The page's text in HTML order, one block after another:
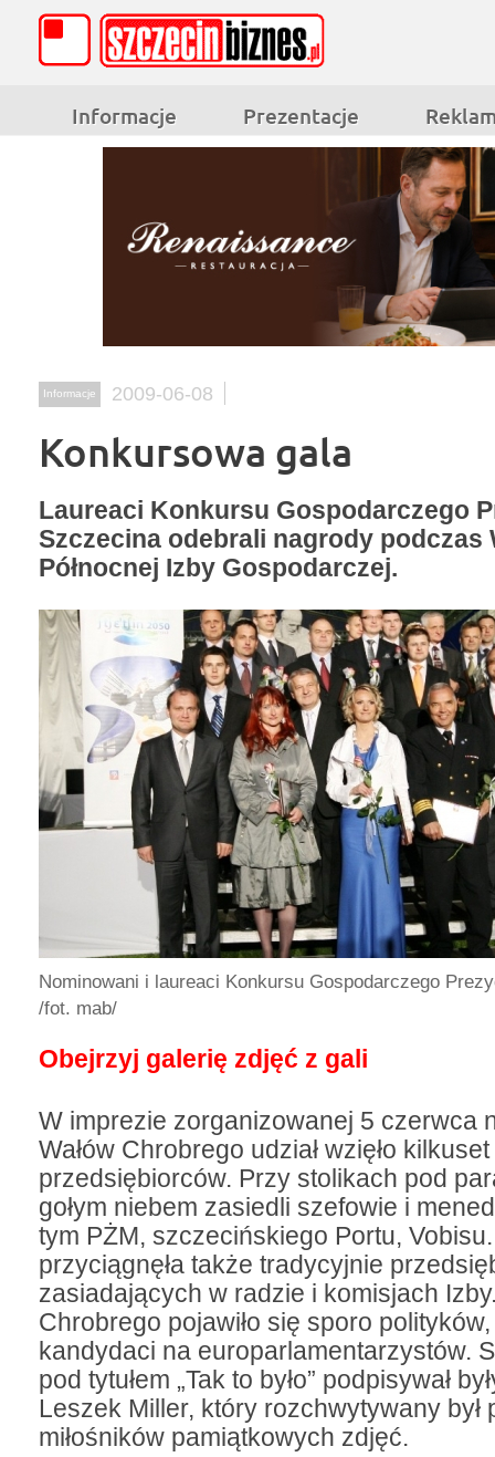
Informacje Prezentacje
Informacje 2009-06-08
Konkursowa gala
Laureaci Konkursu Gospodarczego
Szczecina odebrali nagrody podczas
Północnej Izby Gospodarczej.
Nominowani i laureaci Konkursu Gospodarczego
/fot. mab/
Obejrzyj galerię zdjęć z gali
W imprezie zorganizowanej 5 czerwca
Wałów Chrobrego udział wzięło kilkuset
przedsiębiorców. Przy stolikach pod
gołym niebem zasiedli szefowie i
tym PŻM, szczecińskiego Portu,
przyciągnęła także tradycyjnie
zasiadających w radzie i komisjach
Chrobrego pojawiło się sporo
kandydaci na europarlamentarzystów.
pod tytułem „Tak to było” podpisywał
Leszek Miller, który rozchwytywany był
miłośników pamiątkowych zdjęć.